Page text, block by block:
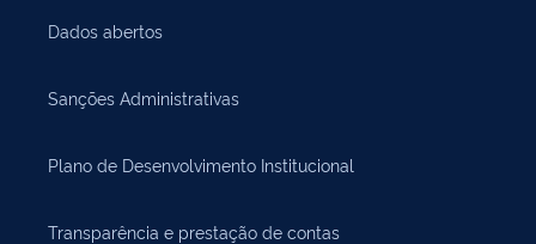
Dados abertos
Sanções Administrativas
Plano de Desenvolvimento Institucional
Transparência e prestação de contas